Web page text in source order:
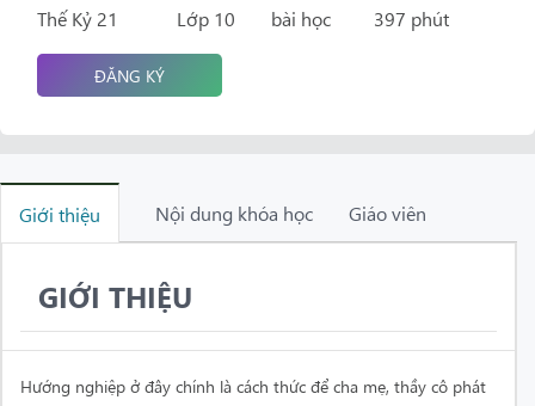
Thế Kỷ 21
Lớp 10
bài học
397 phút
ĐĂNG KÝ
Giới thiệu Nội dung khóa học Giáo viên
GIỚI THIỆU
Hướng nghiệp ở đây chính là cách thức để cha mẹ, thầy cô phát